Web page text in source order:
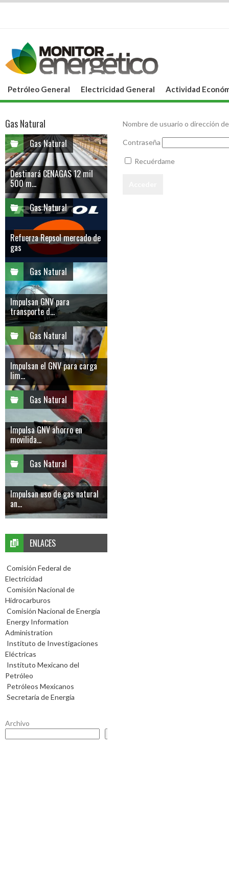
Petróleo General Electricidad General Actividad
Nombre de usuario o dirección
Contraseña
Recuérdame
Gas Natural
Gas Natural
Destinará CENAGAS 12 mil
500 m...
Gas Natural
Refuerza Repsol mercado de
gas
Gas Natural
Impulsan GNV para
transporte d...
Gas Natural
Impulsan el GNV para carga
lim...
Gas Natural
Impulsa GNV ahorro en
movilida...
Gas Natural
Impulsan uso de gas natural
an...
ENLACES
Comisión Federal de
Electricidad
Comisión Nacional de
Hidrocarburos
Comisión Nacional de Energía
Energy Information
Administration
Instituto de Investigaciones
Eléctricas
Instituto Mexicano del
Petróleo
Petróleos Mexicanos
Secretaría de Energía
Archivo